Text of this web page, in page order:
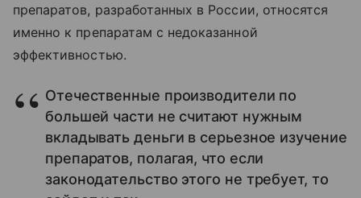
препаратов, разработанных в России, относятся
именно к препаратам с недоказанной
эффективностью.
Отечественные производители по
большей части не считают нужным
вкладывать деньги в серьезное изучение
препаратов, полагая, что если
законодательство этого не требует, то